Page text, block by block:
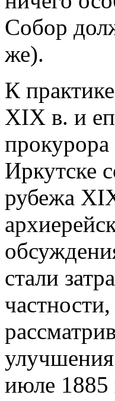
Собор
же).
К
XIX в. и
Иркутске
рубежа
стали
июле 1885